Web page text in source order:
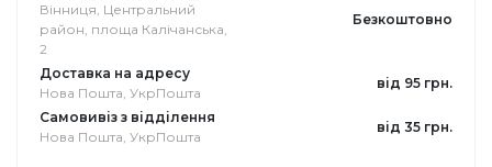
Вінниця, Центральний
район, площа Калічанська,
2
Безкоштовно
Доставка на адресу
Нова Пошта, УкрПошта
від 95 грн.
Самовивіз з відділення
Нова Пошта, УкрПошта
від 35 грн.